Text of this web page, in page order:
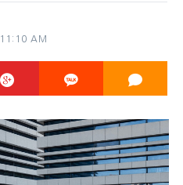
11:10 AM